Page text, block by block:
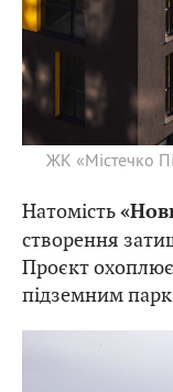
ЖК «Містечко
Натомість
створення
Проєкт охоплює
підземним